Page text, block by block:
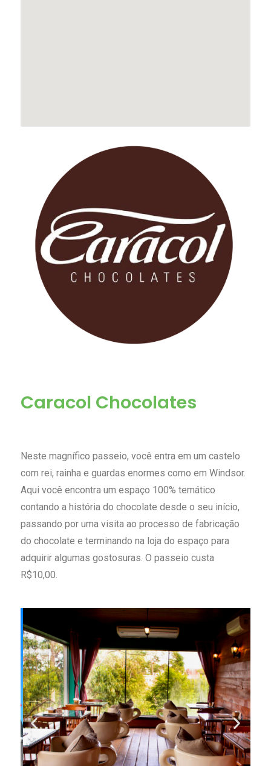
Caracol Chocolates
Neste magnífico passeio, você entra em um castelo
com rei, rainha e guardas enormes como em Windsor.
Aqui você encontra um espaço 100% temático
contando a história do chocolate desde o seu início,
passando por uma visita ao processo de fabricação
do chocolate e terminando na loja do espaço para
adquirir algumas gostosuras. O passeio custa
R$10,00.